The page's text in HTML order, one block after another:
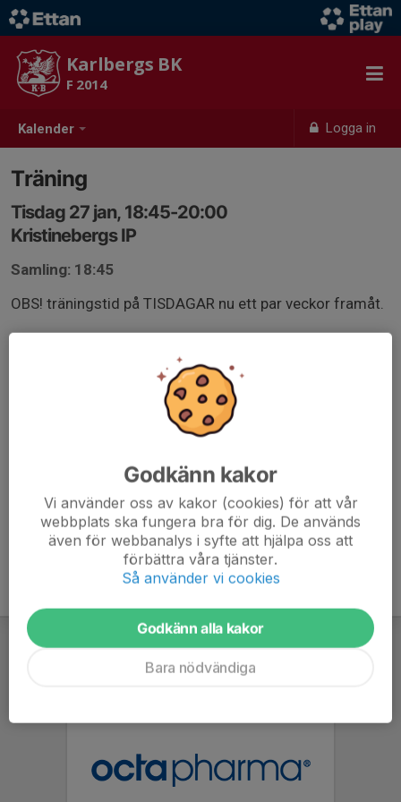
Kalender Logga in
Karlbergs BK
F 2014
Träning
Tisdag 27 jan, 18:45-20:00
Kristinebergs IP
Samling: 18:45
OBS! träningstid på TISDAGAR nu ett par veckor framåt.
Krillan). Snöröjd och uppvärmd träningsyta
Kläder efter väder, klä er varmt om väderleken kräver
det. Fingervantar/fingerhandskar på händerna.
Ombytta och klara vid samling. Glöm ej boll!
Godkänn kakor
Vi använder oss av kakor (cookies) för att vår
webbplats ska fungera bra för dig. De används
även för webbanalys i syfte att hjälpa oss att
förbättra våra tjänster.
Så använder vi cookies
Godkänn alla kakor
Bara nödvändiga